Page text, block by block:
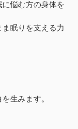
悩む方の身体を
眠りを支える力
生みます。